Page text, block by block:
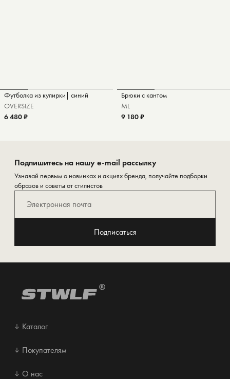
Футболка из кулирки| синий
OVERSIZE
6 480 ₽
Брюки с кантом
ML
9 180 ₽
Подпишитесь на нашу e-mail рассылку
Узнавай первым о новинках и акциях бренда, получайте подборки
образов и советы от стилистов
Подписаться
Каталог
Покупателям
О нас